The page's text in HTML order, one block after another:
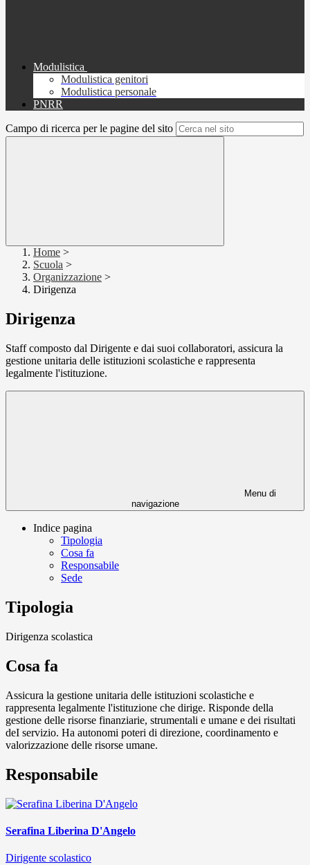
Modulistica
Modulistica genitori
Modulistica personale
PNRR
Campo di ricerca per le pagine del sito
Home >
Scuola >
Organizzazione >
Dirigenza
Dirigenza
Staff composto dal Dirigente e dai suoi collaboratori, assicura la
gestione unitaria delle istituzioni scolastiche e rappresenta
legalmente l'istituzione.
Menu di
navigazione
Indice pagina
Tipologia
Cosa fa
Responsabile
Sede
Tipologia
Dirigenza scolastica
Cosa fa
Assicura la gestione unitaria delle istituzioni scolastiche e
rappresenta legalmente l'istituzione che dirige. Risponde della
gestione delle risorse finanziarie, strumentali e umane e dei risultati
deI servizio. Ha autonomi poteri di direzione, coordinamento e
valorizzazione delle risorse umane.
Responsabile
Serafina Liberina D'Angelo
Dirigente scolastico